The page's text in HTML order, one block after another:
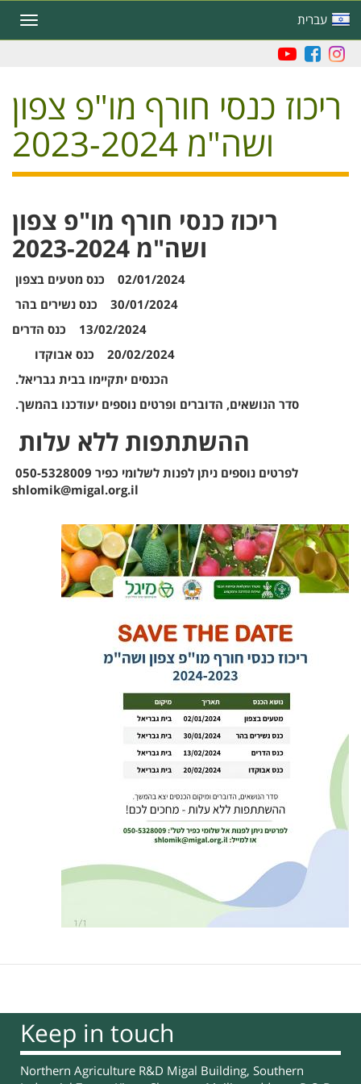
main
עברית
Toggle
navigation
ריכוז כנסי חורף מו"פ צפון
ושה"מ 2023-2024
ריכוז כנסי חורף מו"פ צפון
ושה"מ 2023-2024
02/01/2024 כנס מטעים בצפון
30/01/2024 כנס נשירים בהר
13/02/2024 כנס הדרים
20/02/2024 כנס אבוקדו
הכנסים יתקיימו בבית גבריאל.
סדר הנושאים, הדוברים ופרטים נוספים יעודכנו בהמשך.
ההשתתפות ללא עלות
shlomik@migal.org.il
Keep in touch
Northern Agriculture R&D Migal Building, Southern